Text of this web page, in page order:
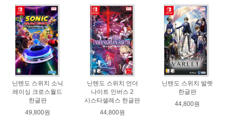
닌텐도 스위치 소닉
레이싱 크로스월드
한글판
49,800원
닌텐도 스위치 언더
나이트 인버스 2
시스타셀레스 한글판
44,800원
닌텐도 스위치 발렛
한글판
44,800원